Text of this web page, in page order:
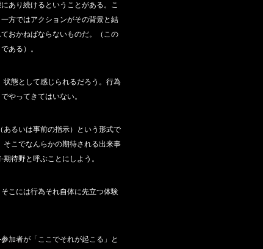
あり続けるということがある。こ
方ではアクションがその背景と結
おかねばならないものだ。（この
ある）。
態として感じられるだろう。行為
やってきてはいない。
るいは事前の指示）という形式で
こでなんらかの期待される出来事
待野と呼ぶことにしよう。
こには行為それ自体に先立つ体験
加者が「ここでそれが起こる」と